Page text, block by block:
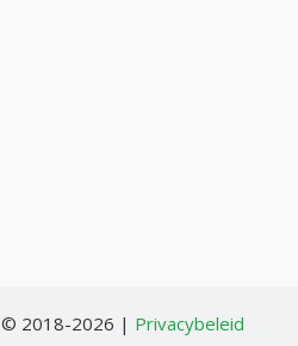
© 2018-2026 | Privacybeleid